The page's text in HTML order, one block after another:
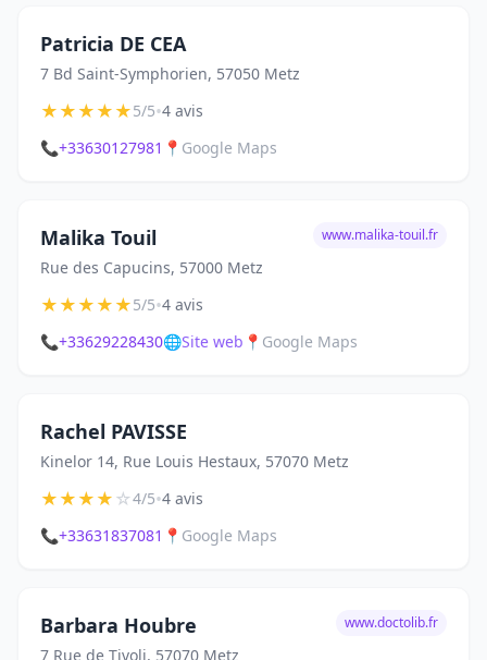
Patricia DE CEA
7 Bd Saint-Symphorien, 57050 Metz
★★★★★5/5•4 avis
📞+33630127981 📍 Google Maps
Malika Touil
Rue des Capucins, 57000 Metz
www.malika-touil.fr
★★★★★5/5•4 avis
📞+33629228430🌐Site web 📍 Google Maps
Rachel PAVISSE
Kinelor 14, Rue Louis Hestaux, 57070 Metz
★★★★☆4/5•4 avis
📞+33631837081 📍 Google Maps
Barbara Houbre
7 Rue de Tivoli, 57070 Metz
www.doctolib.fr